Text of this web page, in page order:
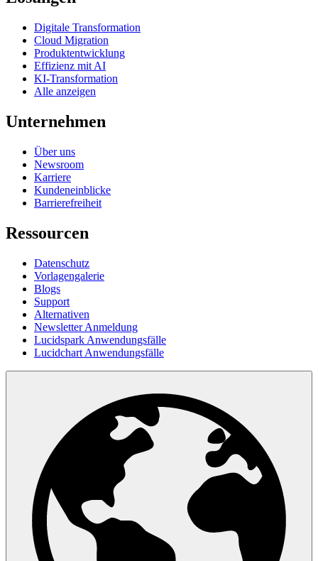
Digitale Transformation
Cloud Migration
Produktentwicklung
Effizienz mit AI
KI-Transformation
Alle anzeigen
Unternehmen
Über uns
Newsroom
Karriere
Kundeneinblicke
Barrierefreiheit
Ressourcen
Datenschutz
Vorlagengalerie
Blogs
Support
Alternativen
Newsletter Anmeldung
Lucidspark Anwendungsfälle
Lucidchart Anwendungsfälle